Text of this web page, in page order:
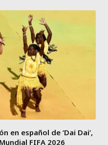
en español de ‘Dai Dai’,
FIFA 2026